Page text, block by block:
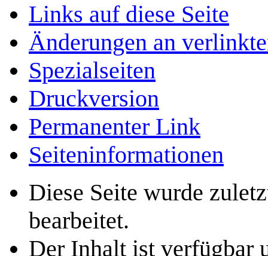
Links auf diese Seite
Änderungen an
Spezialseiten
Druckversion
Permanenter Link
Seiten­­informationen
Diese Seite wurde
bearbeitet.
Der Inhalt ist verfügbar